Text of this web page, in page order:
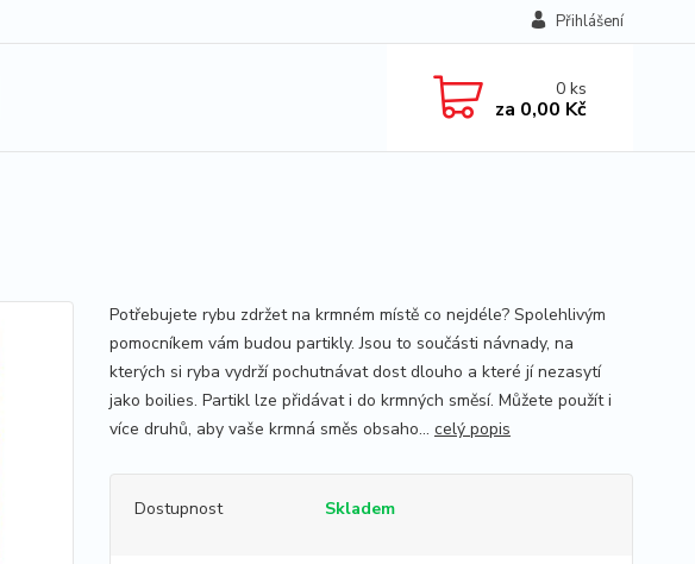
Přihlášení
0ks
za 0,00 Kč
Potřebujete rybu zdržet na krmném místě co nejdéle? Spolehlivým
pomocníkem vám budou partikly. Jsou to součásti návnady, na
kterých si ryba vydrží pochutnávat dost dlouho a které jí nezasytí
jako boilies. Partikl lze přidávat i do krmných směsí. Můžete použít i
více druhů, aby vaše krmná směs obsaho... celý popis
Dostupnost Skladem